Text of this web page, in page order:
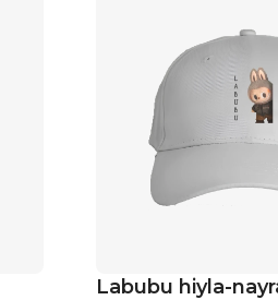
Labubu hiyla-